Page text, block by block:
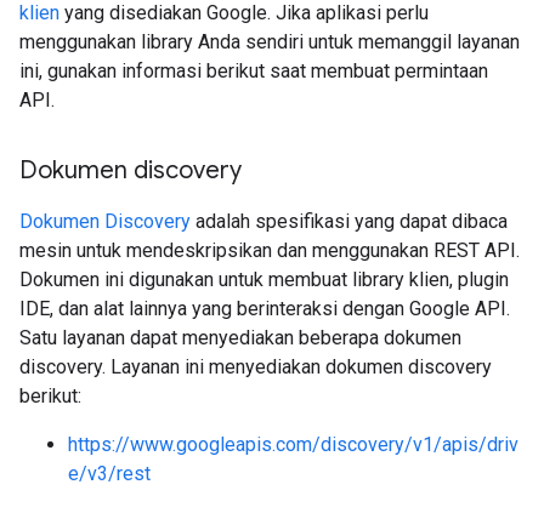
klien yang disediakan Google. Jika aplikasi perlu
menggunakan library Anda sendiri untuk memanggil layanan
ini, gunakan informasi berikut saat membuat permintaan
API.
Dokumen discovery
Dokumen Discovery adalah spesifikasi yang dapat dibaca
mesin untuk mendeskripsikan dan menggunakan REST API.
Dokumen ini digunakan untuk membuat library klien, plugin
IDE, dan alat lainnya yang berinteraksi dengan Google API.
Satu layanan dapat menyediakan beberapa dokumen
discovery. Layanan ini menyediakan dokumen discovery
berikut:
https://www.googleapis.com/discovery/v1/apis/driv
e/v3/rest